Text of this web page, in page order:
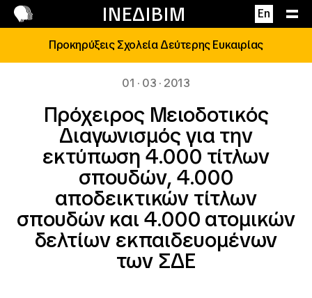
ΙΝΕΔΙΒΙΜ En
Επικοινωνία
Προκηρύξεις Σχολεία Δεύτερης Ευκαιρίας
01 · 03 · 2013
Πρόχειρος Μειοδοτικός
Διαγωνισμός για την
εκτύπωση 4.000 τίτλων
σπουδών, 4.000
αποδεικτικών τίτλων
σπουδών και 4.000 ατομικών
δελτίων εκπαιδευομένων
των ΣΔΕ